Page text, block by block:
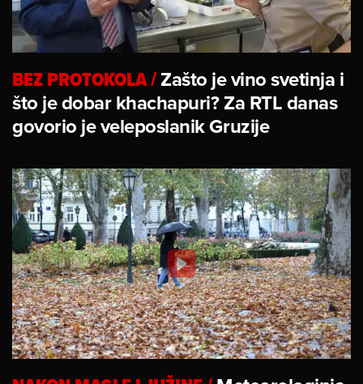
BEZ PROTOKOLA/Zašto je vino svetinja i
što je dobar khachapuri? Za RTL danas
govorio je veleposlanik Gruzije